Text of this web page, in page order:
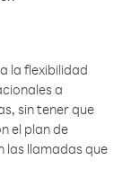
la flexibilidad
a
sin tener que
el plan de
las llamadas que